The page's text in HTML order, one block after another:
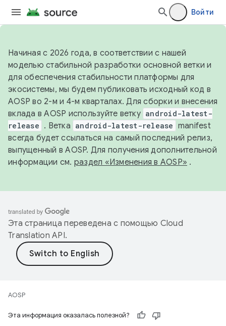
Войти
Начиная с 2026 года, в соответствии с нашей
моделью стабильной разработки основной ветки и
для обеспечения стабильности платформы для
экосистемы, мы будем публиковать исходный код в
AOSP во 2-м и 4-м кварталах. Для сборки и внесения
вклада в AOSP используйте ветку android-latest-
release . Ветка android-latest-release manifest
всегда будет ссылаться на самый последний релиз,
выпущенный в AOSP. Для получения дополнительной
информации см. раздел «Изменения в AOSP» .
Эта страница переведена с помощью Cloud
Translation API.
AOSP
Эта информация оказалась полезной?